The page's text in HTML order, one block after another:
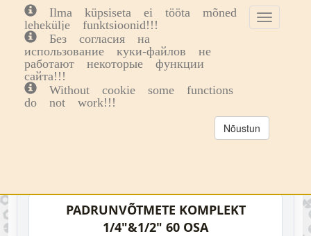
Ilma küpsiseta ei tööta mõned
lehekülje funktsioonid!!!
Без согласия на
использование куки-файлов не
работают некоторые функции
сайта!!!
Without cookie some functions
do not work!!!
Toggle
cookie
Nõustun
Tööriistad Padrunvõtmete komplektid
1/4"&1/2" padrunvõtmete komplektid
1/4"&1/2"
PADRUNVÕTMETE
PADRUNVÕTMETE KOMPLEKT
1/4"&1/2" 60 OSA